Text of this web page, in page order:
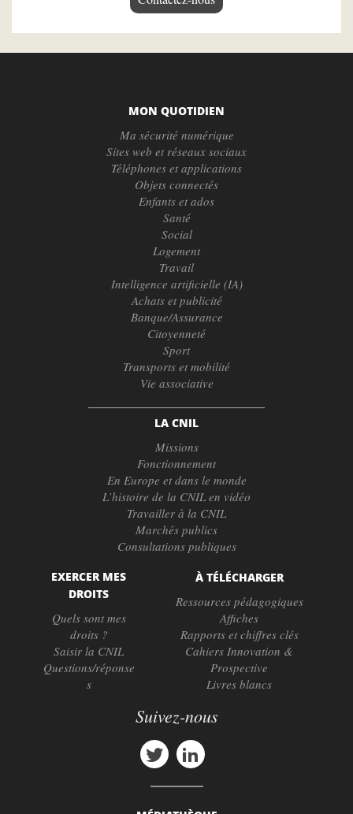
MON QUOTIDIEN
Ma sécurité numérique
Sites web et réseaux sociaux
Téléphones et applications
Objets connectés
Enfants et ados
Santé
Social
Logement
Travail
Intelligence artificielle (IA)
Achats et publicité
Banque/Assurance
Citoyenneté
Sport
Transports et mobilité
Vie associative
LA CNIL
Missions
Fonctionnement
En Europe et dans le monde
L’histoire de la CNIL en vidéo
Travailler à la CNIL
Marchés publics
Consultations publiques
EXERCER MES
DROITS
Quels sont mes
droits ?
Saisir la CNIL
Questions/réponse
s
À TÉLÉCHARGER
Ressources pédagogiques
Affiches
Rapports et chiffres clés
Cahiers Innovation &
Prospective
Livres blancs
Suivez-nous